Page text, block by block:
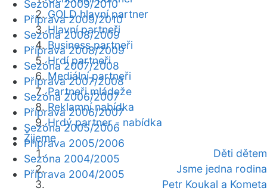
GOLD hlavní partner
Hlavní partneři
Business partneři
Hrdí partneři
Mediální partneři
Partneři mládeže
Reklamní nabídka
Hrdý partner - nabídka
Žijeme
Děti dětem
Jsme jedna rodina
Petr Koukal a Kometa
Sezóna 2009/2010
Příprava 2009/2010
Sezóna 2008/2009
Příprava 2008/2009
Sezóna 2007/2008
Příprava 2007/2008
Sezóna 2006/2007
Příprava 2006/2007
Sezóna 2005/2006
Příprava 2005/2006
Sezóna 2004/2005
Příprava 2004/2005